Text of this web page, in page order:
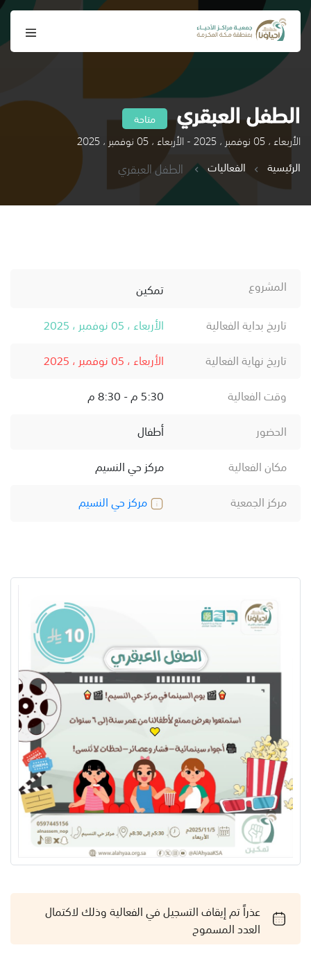
الطفل العبقري متاحة
الأربعاء ، 05 نوفمبر ، 2025 - الأربعاء ، 05 نوفمبر ، 2025
الرئيسية
الفعاليات الطفل العبقري
المشروع
تمكين
تاريخ بداية الفعالية
الأربعاء ، 05 نوفمبر ، 2025
تاريخ نهاية الفعالية
الأربعاء ، 05 نوفمبر ، 2025
وقت الفعالية
5:30 م - 8:30 م
الحضور
أطفال
مكان الفعالية
مركز حي النسيم
مركز الجمعية
مركز حي النسيم
عذراً تم إيقاف التسجيل في الفعالية وذلك لاكتمال
العدد المسموح